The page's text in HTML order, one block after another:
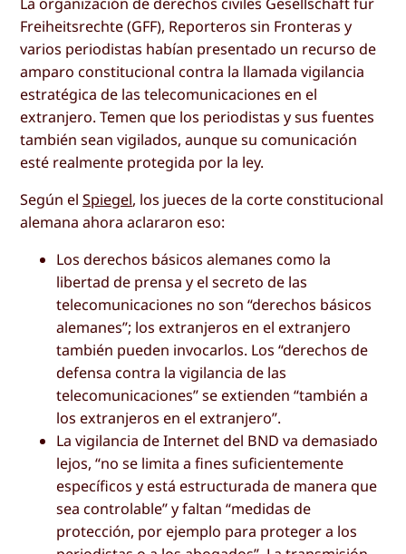
Freiheitsrechte (GFF), Reporteros sin Fronteras y
varios periodistas habían presentado un recurso de
amparo constitucional contra la llamada vigilancia
estratégica de las telecomunicaciones en el
extranjero. Temen que los periodistas y sus fuentes
también sean vigilados, aunque su comunicación
esté realmente protegida por la ley.
Según elSpiegel, los jueces de la corte constitucional
alemana ahora aclararon eso:
Los derechos básicos alemanes como la
libertad de prensa y el secreto de las
telecomunicaciones no son “derechos básicos
alemanes”; los extranjeros en el extranjero
también pueden invocarlos. Los “derechos de
defensa contra la vigilancia de las
telecomunicaciones” se extienden “también a
los extranjeros en el extranjero”.
La vigilancia de Internet del BND va demasiado
lejos, “no se limita a fines suficientemente
específicos y está estructurada de manera que
sea controlable” y faltan “medidas de
protección, por ejemplo para proteger a los